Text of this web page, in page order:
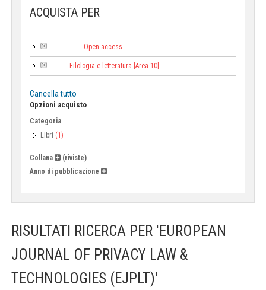
ACQUISTA PER
Open access
Filologia e letteratura [Area 10]
Cancella tutto
Opzioni acquisto
Categoria
Libri (1)
Collana
(riviste)
Anno di pubblicazione
RISULTATI RICERCA PER 'EUROPEAN
JOURNAL OF PRIVACY LAW &
TECHNOLOGIES (EJPLT)'